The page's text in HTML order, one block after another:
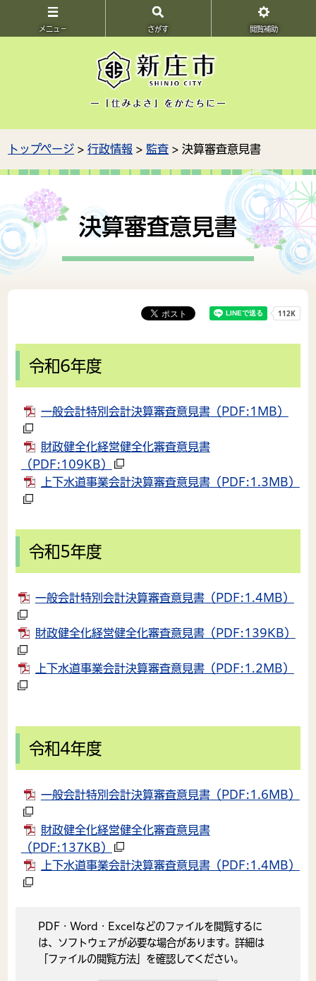
メニュ－ さがす 閲覧補助
トップページ >行政情報 > 監査 > 決算審査意見書
決算審査意見書
令和6年度
一般会計特別会計決算審査意見書（PDF:1MB）
財政健全化経営健全化審査意見書
（PDF:109KB）
上下水道事業会計決算審査意見書（PDF:1.3MB）
令和5年度
一般会計特別会計決算審査意見書（PDF:1.4MB）
財政健全化経営健全化審査意見書（PDF:139KB）
上下水道事業会計決算審査意見書（PDF:1.2MB）
令和4年度
一般会計特別会計決算審査意見書（PDF:1.6MB）
財政健全化経営健全化審査意見書
（PDF:137KB）
上下水道事業会計決算審査意見書（PDF:1.4MB）
PDF・Word・Excelなどのファイルを閲覧するに
は、ソフトウェアが必要な場合があります。詳細は
「ファイルの閲覧方法」を確認してください。